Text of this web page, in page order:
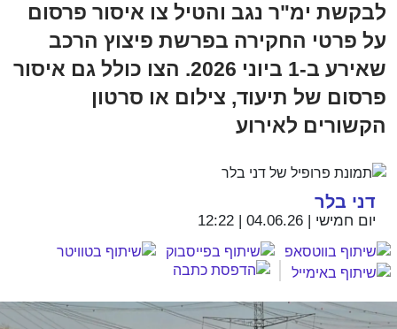
לבקשת ימ"ר נגב והטיל צו איסור פרסום
על פרטי החקירה בפרשת פיצוץ הרכב
שאירע ב-1 ביוני 2026. הצו כולל גם איסור
פרסום של תיעוד, צילום או סרטון
הקשורים לאירוע
דני בלר
יום חמישי | 04.06.26 | 12:22